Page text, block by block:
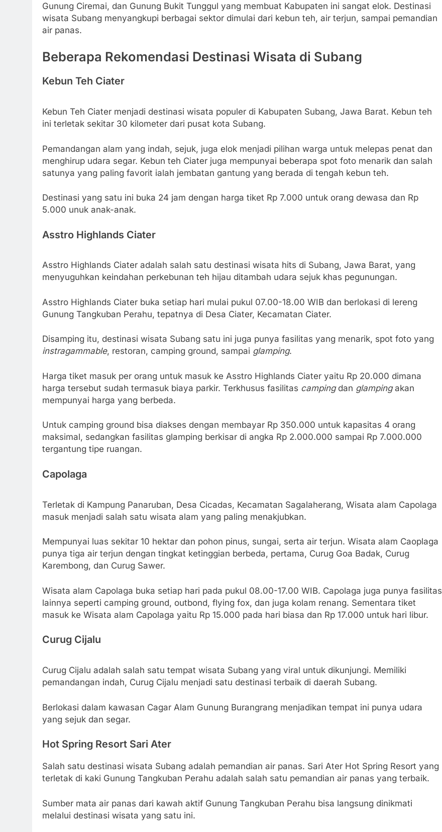
Gunung Ciremai, dan Gunung Bukit Tunggul yang membuat Kabupaten ini sangat elok. Destinasi
wisata Subang menyangkupi berbagai sektor dimulai dari kebun teh, air terjun, sampai pemandian
air panas.
Beberapa Rekomendasi Destinasi Wisata di Subang
Kebun Teh Ciater
Kebun Teh Ciater menjadi destinasi wisata populer di Kabupaten Subang, Jawa Barat. Kebun teh
ini terletak sekitar 30 kilometer dari pusat kota Subang.
Pemandangan alam yang indah, sejuk, juga elok menjadi pilihan warga untuk melepas penat dan
menghirup udara segar. Kebun teh Ciater juga mempunyai beberapa spot foto menarik dan salah
satunya yang paling favorit ialah jembatan gantung yang berada di tengah kebun teh.
Destinasi yang satu ini buka 24 jam dengan harga tiket Rp 7.000 untuk orang dewasa dan Rp
5.000 unuk anak-anak.
Asstro Highlands Ciater
Asstro Highlands Ciater adalah salah satu destinasi wisata hits di Subang, Jawa Barat, yang
menyuguhkan keindahan perkebunan teh hijau ditambah udara sejuk khas pegunungan.
Asstro Highlands Ciater buka setiap hari mulai pukul 07.00-18.00 WIB dan berlokasi di lereng
Gunung Tangkuban Perahu, tepatnya di Desa Ciater, Kecamatan Ciater.
Disamping itu, destinasi wisata Subang satu ini juga punya fasilitas yang menarik, spot foto yang
instragammable, restoran, camping ground, sampai glamping.
Harga tiket masuk per orang untuk masuk ke Asstro Highlands Ciater yaitu Rp 20.000 dimana
harga tersebut sudah termasuk biaya parkir. Terkhusus fasilitas campingdan glampingakan
mempunyai harga yang berbeda.
Untuk camping ground bisa diakses dengan membayar Rp 350.000 untuk kapasitas 4 orang
maksimal, sedangkan fasilitas glamping berkisar di angka Rp 2.000.000 sampai Rp 7.000.000
tergantung tipe ruangan.
Capolaga
Terletak di Kampung Panaruban, Desa Cicadas, Kecamatan Sagalaherang, Wisata alam Capolaga
masuk menjadi salah satu wisata alam yang paling menakjubkan.
Mempunyai luas sekitar 10 hektar dan pohon pinus, sungai, serta air terjun. Wisata alam Caoplaga
punya tiga air terjun dengan tingkat ketinggian berbeda, pertama, Curug Goa Badak, Curug
Karembong, dan Curug Sawer.
Wisata alam Capolaga buka setiap hari pada pukul 08.00-17.00 WIB. Capolaga juga punya fasilitas
lainnya seperti camping ground, outbond, flying fox, dan juga kolam renang. Sementara tiket
masuk ke Wisata alam Capolaga yaitu Rp 15.000 pada hari biasa dan Rp 17.000 untuk hari libur.
Curug Cijalu
Curug Cijalu adalah salah satu tempat wisata Subang yang viral untuk dikunjungi. Memiliki
pemandangan indah, Curug Cijalu menjadi satu destinasi terbaik di daerah Subang.
Berlokasi dalam kawasan Cagar Alam Gunung Burangrang menjadikan tempat ini punya udara
yang sejuk dan segar.
Hot Spring Resort Sari Ater
Salah satu destinasi wisata Subang adalah pemandian air panas. Sari Ater Hot Spring Resort yang
terletak di kaki Gunung Tangkuban Perahu adalah salah satu pemandian air panas yang terbaik.
Sumber mata air panas dari kawah aktif Gunung Tangkuban Perahu bisa langsung dinikmati
melalui destinasi wisata yang satu ini.